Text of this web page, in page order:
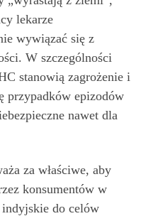
lekarze
wywiązać się z
W szczególności
stanowią zagrożenie i
przypadków epizodów
nawet dla
za właściwe, aby
konsumentów w
do celów